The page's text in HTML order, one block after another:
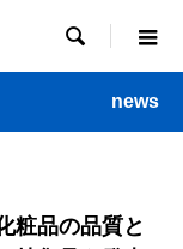

news
粧品の品質と